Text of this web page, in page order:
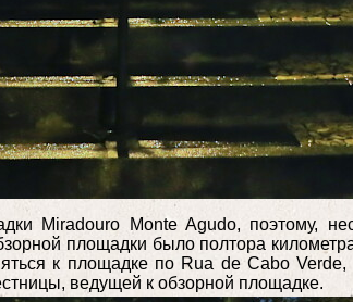
Miradouro Monte Agudo, поэтому,
площадки было полтора
к площадке по Rua de Cabo
ведущей к обзорной площадке.